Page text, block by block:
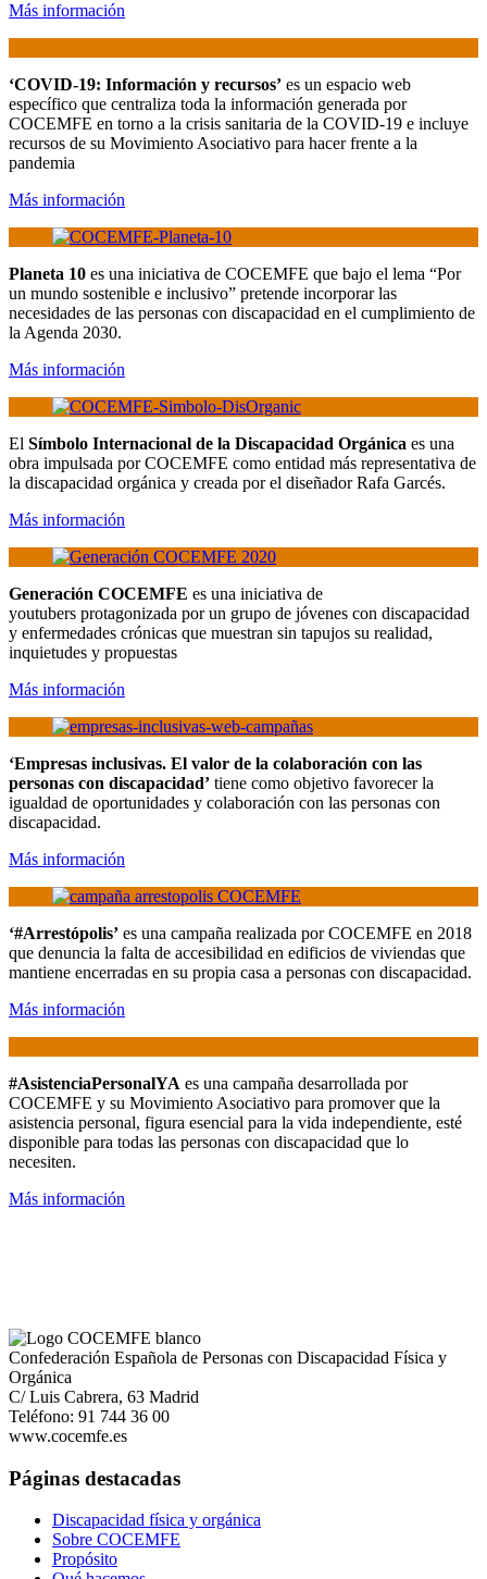
Más información
‘COVID-19: Información y recursos’ es un espacio web
específico que centraliza toda la información generada por
COCEMFE en torno a la crisis sanitaria de la COVID-19 e incluye
recursos de su Movimiento Asociativo para hacer frente a la
pandemia
Más información
Planeta 10 es una iniciativa de COCEMFE que bajo el lema “Por
un mundo sostenible e inclusivo” pretende incorporar las
necesidades de las personas con discapacidad en el cumplimiento de
la Agenda 2030.
Más información
El Símbolo Internacional de la Discapacidad Orgánica es una
obra impulsada por COCEMFE como entidad más representativa de
la discapacidad orgánica y creada por el diseñador Rafa Garcés.
Más información
Generación COCEMFE es una iniciativa de
youtubers protagonizada por un grupo de jóvenes con discapacidad
y enfermedades crónicas que muestran sin tapujos su realidad,
inquietudes y propuestas
Más información
‘Empresas inclusivas. El valor de la colaboración con las
personas con discapacidad’ tiene como objetivo favorecer la
igualdad de oportunidades y colaboración con las personas con
discapacidad.
Más información
‘#Arrestópolis’ es una campaña realizada por COCEMFE en 2018
que denuncia la falta de accesibilidad en edificios de viviendas que
mantiene encerradas en su propia casa a personas con discapacidad.
Más información
#AsistenciaPersonalYA es una campaña desarrollada por
COCEMFE y su Movimiento Asociativo para promover que la
asistencia personal, figura esencial para la vida independiente, esté
disponible para todas las personas con discapacidad que lo
necesiten.
Más información
Confederación Española de Personas con Discapacidad Física y
Orgánica
C/ Luis Cabrera, 63 Madrid
Teléfono: 91 744 36 00
www.cocemfe.es
Páginas destacadas
Discapacidad física y orgánica
Sobre COCEMFE
Propósito